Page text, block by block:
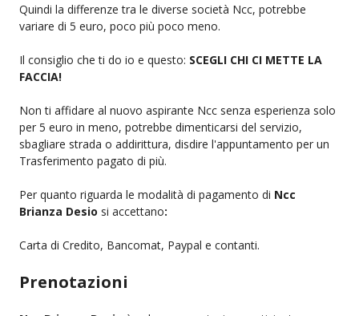
Quindi la differenze tra le diverse società Ncc, potrebbe
variare di 5 euro, poco più poco meno.
Il consiglio che ti do io e questo: SCEGLI CHI CI METTE LA
FACCIA!
Non ti affidare al nuovo aspirante Ncc senza esperienza solo
per 5 euro in meno, potrebbe dimenticarsi del servizio,
sbagliare strada o addirittura, disdire l'appuntamento per un
Trasferimento pagato di più.
Per quanto riguarda le modalità di pagamento di Ncc
Brianza Desio si accettano:
Carta di Credito, Bancomat, Paypal e contanti.
Prenotazioni